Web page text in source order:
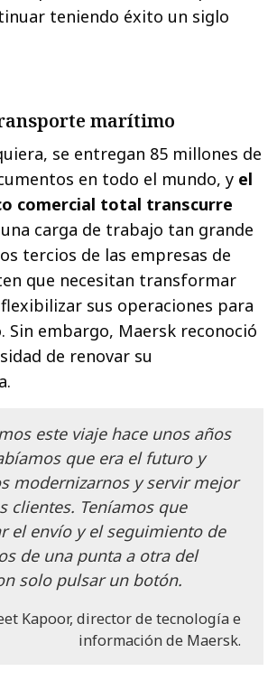
teniendo éxito un siglo
marítimo
se entregan 85 millones de
en todo el mundo, y el
comercial total transcurre
carga de trabajo tan grande
tercios de las empresas de
que necesitan transformar
sus operaciones para
Sin embargo, Maersk reconoció
de renovar su
este viaje hace unos años
que era el futuro y
modernizarnos y servir mejor
clientes. Teníamos que
el envío y el seguimiento de
de una punta a otra del
solo pulsar un botón.
Kapoor, director de tecnología e
información de Maersk.